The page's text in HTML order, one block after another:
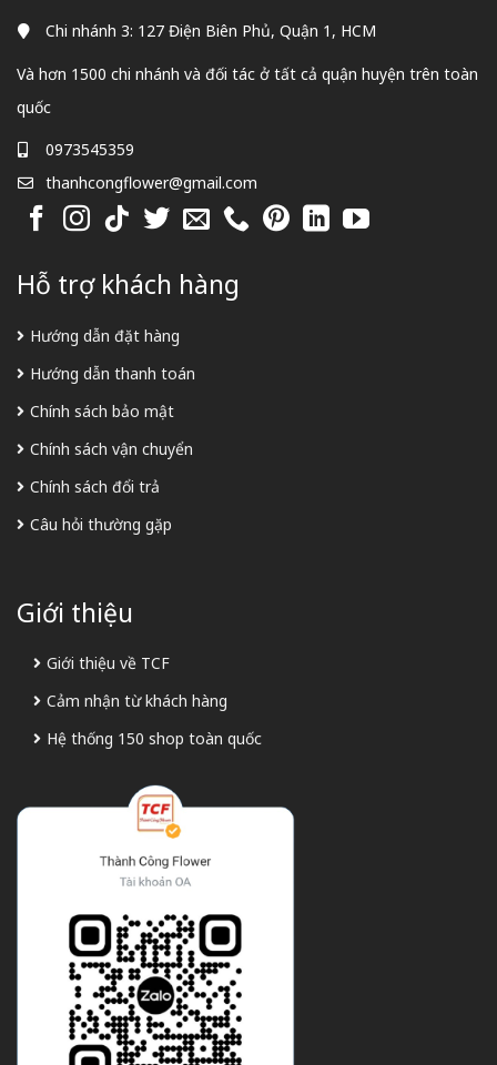
Chi nhánh 3: 127 Điện Biên Phủ, Quận 1, HCM
Và hơn 1500 chi nhánh và đối tác ở tất cả quận huyện trên toàn
quốc
0973545359
thanhcongflower@gmail.com
Hỗ trợ khách hàng
Hướng dẫn đặt hàng
Hướng dẫn thanh toán
Chính sách bảo mật
Chính sách vận chuyển
Chính sách đổi trả
Câu hỏi thường gặp
Giới thiệu
Giới thiệu về TCF
Cảm nhận từ khách hàng
Hệ thống 150 shop toàn quốc